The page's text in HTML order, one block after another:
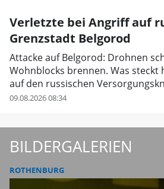
Verletzte bei Angriff auf
Grenzstadt Belgorod
Attacke auf Belgorod: Drohnen
Wohnblocks brennen. Was
auf den russischen
09.08.2026 08:34
BILDERGALERIEN
ROTHENBURG